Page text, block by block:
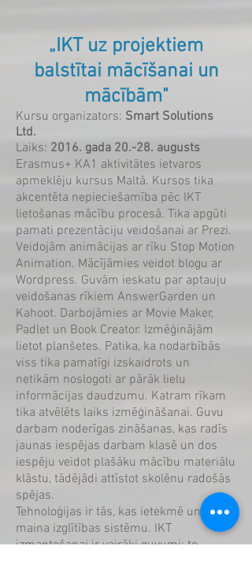
„IKT uz projektiem
balstītai mācīšana​i un
mācībām"
Kursu organizators: Smart Solutions
Ltd.
Laiks: 2016. gada 20.-28. augusts
Erasmus+ KA1 aktivitātes ietvaros
apmeklēju kursus Maltā. Kursos tika
akcentēta nepieciešamība pēc IKT
lietošanas mācību procesā. Tika apgūti
pamati prezentāciju veidošanai ar Prezi.
Veidojām animācijas ar rīku Stop Motion
Animation. Mācījāmies veidot blogu ar
Wordpress. Guvām ieskatu par aptauju
veidošanas rīkiem AnswerGarden un
Kahoot. Darbojāmies ar Movie Maker,
Padlet un Book Creator. Izmēģinājām
lietot planšetes. Patika, ka nodarbībās
viss tika pamatīgi izskaidrots un
netikām noslogoti ar pārāk lielu
informācijas daudzumu. Katram rīkam
tika atvēlēts laiks izmēģināšanai. Guvu
darbam noderīgas zināšanas, kas radīs
jaunas iespējas darbam klasē un dos
iespēju veidot plašāku mācību materiālu
klāstu, tādējādi attīstot skolēnu radošās
spējas.
Tehnoloģijas ir tās, kas ietekmē un
maina izglītības sistēmu. IKT
izmantošanai ir vairāki guvumi; to